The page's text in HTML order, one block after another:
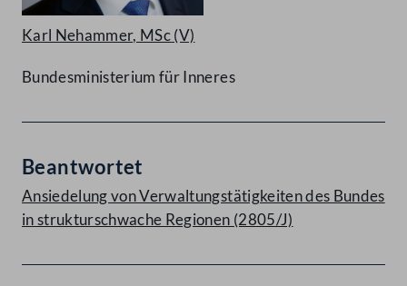
Karl Nehammer, MSc(V)
Bundesministerium für Inneres
Beantwortet
Ansiedelung von Verwaltungstätigkeiten des Bundes
in strukturschwache Regionen (2805/J)